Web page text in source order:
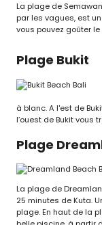
La plage de
par les vagues, est
vous pouvez goûter
Plage Bukit
à blanc. A l'est de
l’ouest de Bukit vous
Plage
La plage de
25 minutes de Kuta.
plage. En haut de la